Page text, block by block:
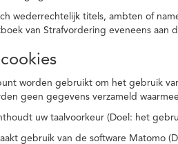
wederrechtelijk titels, ambten of
van Strafvordering eveneens
worden gebruikt om het gebruik
geen gegevens verzameld
uw taalvoorkeur (Doel: het
gebruik van de software Matomo